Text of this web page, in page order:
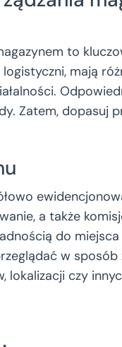
to
mają
Zatem, dopasuj
a także
do
w
lokalizacji czy